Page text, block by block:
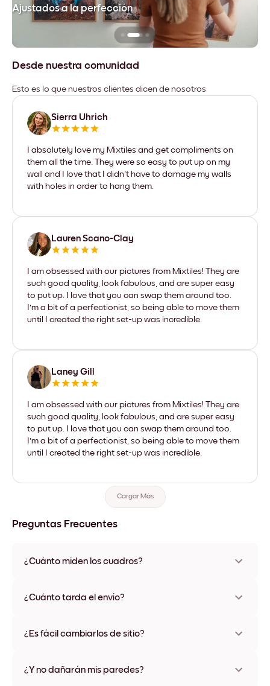
Ajustados a la perfección
Desde nuestra comunidad
Esto es lo que nuestros clientes dicen de nosotros
Sierra Uhrich
I absolutely love my Mixtiles and get compliments on
them all the time. They were so easy to put up on my
wall and I love that I didn't have to damage my walls
with holes in order to hang them.
Lauren Scano-Clay
I am obsessed with our pictures from Mixtiles! They are
such good quality, look fabulous, and are super easy
to put up. I love that you can swap them around too.
I'm a bit of a perfectionist, so being able to move them
until I created the right set-up was incredible.
Laney Gill
I am obsessed with our pictures from Mixtiles! They are
such good quality, look fabulous, and are super easy
to put up. I love that you can swap them around too.
I'm a bit of a perfectionist, so being able to move them
until I created the right set-up was incredible.
Cargar Más
Preguntas Frecuentes
¿Cuánto miden los cuadros?
opción única de 56x112 cm. Disponible en varios materiales y
¿Cuánto tarda el envío?
disponibles en algunos países. Te enviaremos un número de
¿Es fácil cambiarlos de sitio?
ningún daño
¿Y no dañarán mis paredes?